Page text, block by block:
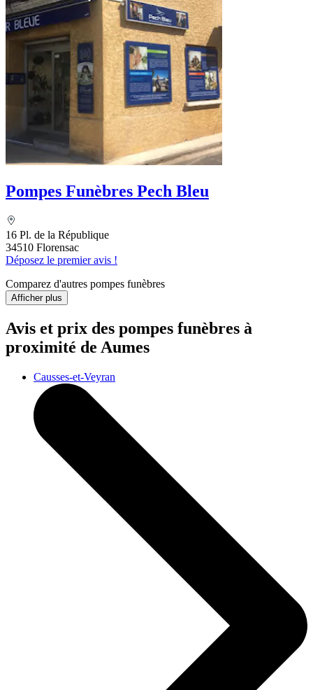
Pompes Funèbres Pech Bleu
16 Pl. de la République
34510 Florensac
Déposez le premier avis !
Comparez d'autres pompes funèbres
Afficher plus
Avis et prix des pompes funèbres à
proximité de Aumes
Causses-et-Veyran